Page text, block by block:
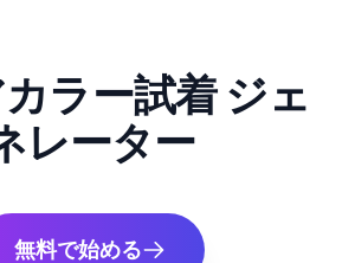
ラー試着 ジェ
レーター
無料で始める